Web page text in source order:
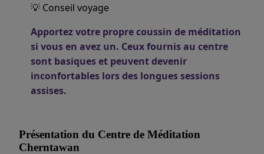
💡 Conseil voyage
Apportez votre propre coussin de méditation
si vous en avez un. Ceux fournis au centre
sont basiques et peuvent devenir
inconfortables lors des longues sessions
assises.
Présentation du Centre de Méditation
Cherntawan